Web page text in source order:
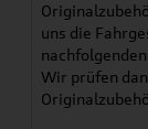
uns die
Wir prüfen